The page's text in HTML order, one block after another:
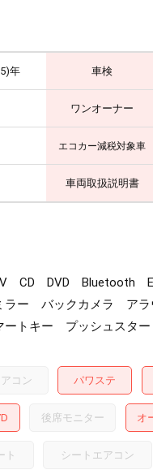
年 車検
ワンオーナー
エコカー減税対象車
車両取扱説明書
CD DVD Bluetooth
ラー バックカメラ ア
トキー プッシュスタ
コン パワステ
後席モニター オ
ト シートエアコン